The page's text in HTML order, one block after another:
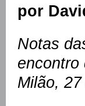
por
Notas
encontro
Milão,